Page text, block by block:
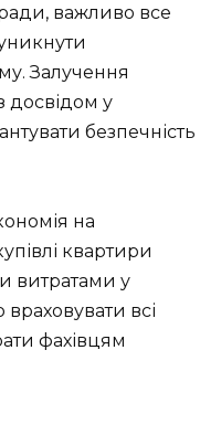
важливо все
Залучення
досвідом у
безпечність
на
квартири
витратами у
всі
фахівцям